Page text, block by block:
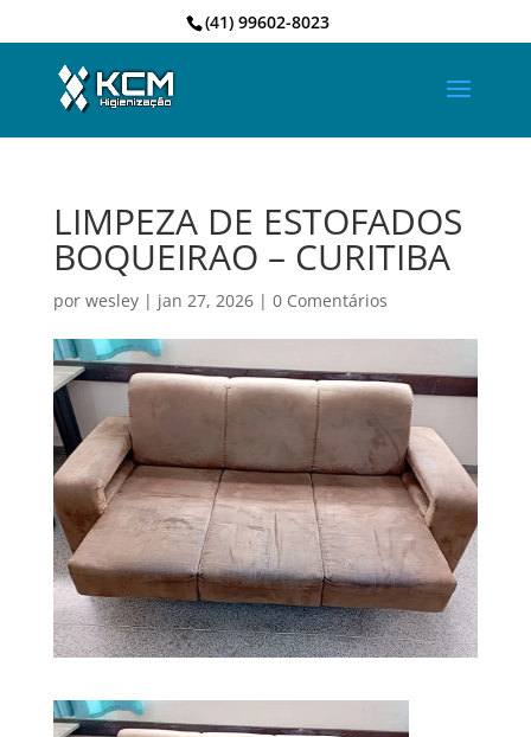
(41) 99602-8023
LIMPEZA DE ESTOFADOS
BOQUEIRAO – CURITIBA
por wesley| jan 27, 2026| 0 Comentários